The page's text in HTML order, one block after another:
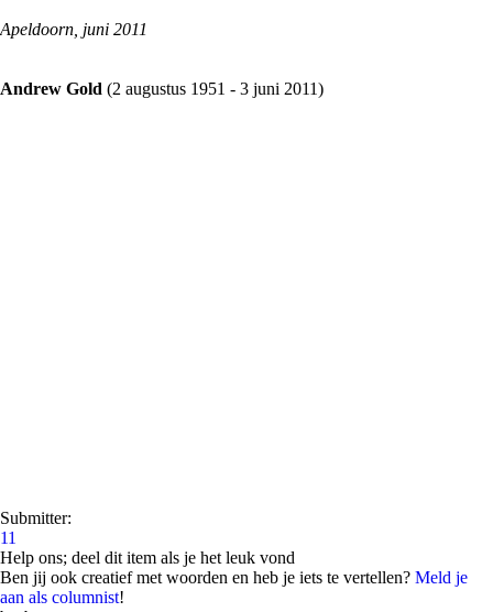
Apeldoorn, juni 2011
Andrew Gold (2 augustus 1951 - 3 juni 2011)
Submitter:
11
Help ons; deel dit item als je het leuk vond
Ben jij ook creatief met woorden en heb je iets te vertellen? Meld je
aan als columnist!